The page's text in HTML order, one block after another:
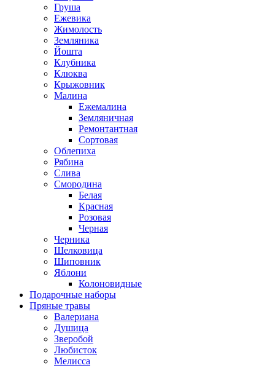
Груша
Ежевика
Жимолость
Земляника
Йошта
Клубника
Клюква
Крыжовник
Малина
Ежемалина
Земляничная
Ремонтантная
Сортовая
Облепиха
Рябина
Слива
Смородина
Белая
Красная
Розовая
Черная
Черника
Шелковица
Шиповник
Яблони
Колоновидные
Подарочные наборы
Пряные травы
Валериана
Душица
Зверобой
Любисток
Мелисса